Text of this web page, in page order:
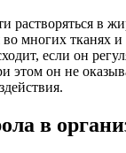
растворяться в
многих тканях и
если он
этом он не
в